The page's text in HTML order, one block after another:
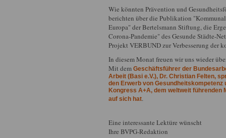
Wie könnten Prävention und
berichten über die Publikation
Europa" der Bertelsmann Stiftung, die
Corona-Pandemie" des Gesunde Städte-
Projekt VERBUND zur Verbesserung der
In diesem Monat freuen wir uns wieder
Mit dem Geschäftsführer der
Arbeit (Basi e.V.), Dr. Christian Felten,
den Erwerb von
Kongress A+A, dem weltweit führenden
auf sich hat.
Eine interessante Lektüre wünscht
Ihre BVPG-Redaktion